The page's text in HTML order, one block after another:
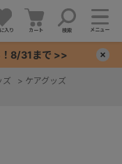
入り カート 検索 メニュー
！8/31まで >>
ズ > ケアグッズ